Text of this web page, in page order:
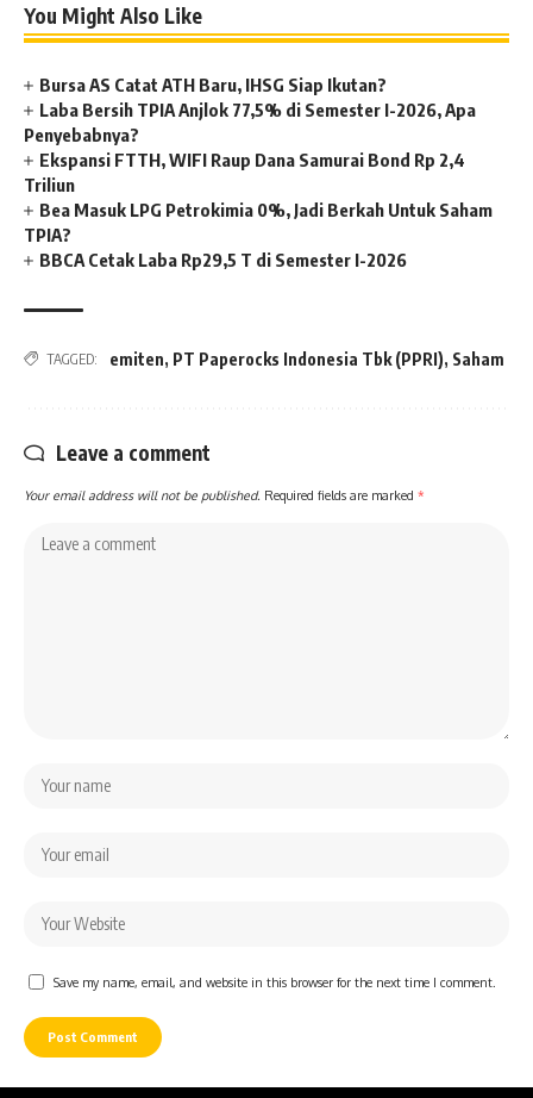
You Might Also Like
Bursa AS Catat ATH Baru, IHSG Siap Ikutan?
Laba Bersih TPIA Anjlok 77,5% di Semester I-2026, Apa
Penyebabnya?
Ekspansi FTTH, WIFI Raup Dana Samurai Bond Rp 2,4
Triliun
Bea Masuk LPG Petrokimia 0%, Jadi Berkah Untuk Saham
TPIA?
BBCA Cetak Laba Rp29,5 T di Semester I-2026
TAGGED: emiten, PT Paperocks Indonesia Tbk (PPRI), Saham
Leave a comment
Your email address will not be published. Required fields are marked *
Save my name, email, and website in this browser for the next time I comment.